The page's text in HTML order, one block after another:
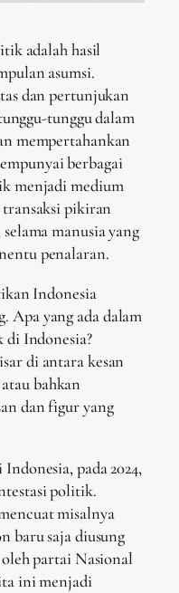
adalah hasil
asumsi.
dan pertunjukan
tunggu dalam
mempertahankan
berbagai
menjadi medium
transaksi pikiran
manusia yang
penalaran.
Indonesia
Apa yang ada dalam
Indonesia?
di antara kesan
bahkan
dan figur yang
pada 2024,
politik.
misalnya
baru saja diusung
partai Nasional
ini menjadi